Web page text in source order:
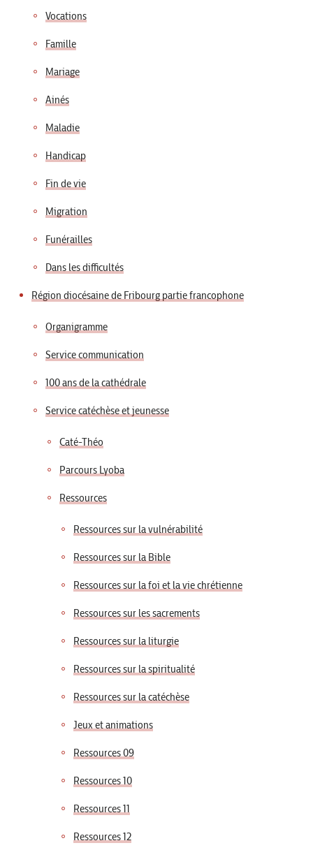
Vocations
Famille
Mariage
Ainés
Maladie
Handicap
Fin de vie
Migration
Funérailles
Dans les difficultés
Région diocésaine de Fribourg partie francophone
Organigramme
Service communication
100 ans de la cathédrale
Service catéchèse et jeunesse
Caté-Théo
Parcours Lyoba
Ressources
Ressources sur la vulnérabilité
Ressources sur la Bible
Ressources sur la foi et la vie chrétienne
Ressources sur les sacrements
Ressources sur la liturgie
Ressources sur la spiritualité
Ressources sur la catéchèse
Jeux et animations
Ressources 09
Ressources 10
Ressources 11
Ressources 12